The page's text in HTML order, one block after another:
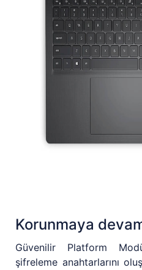
Korunmaya
Güvenilir Platform
şifreleme anahtarlarını